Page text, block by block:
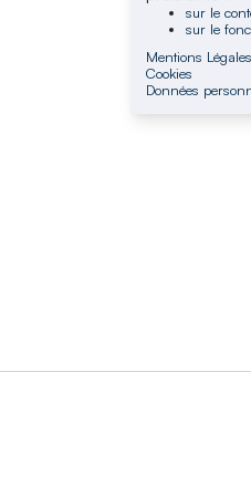
sur le
sur le
Mentions Légales
Cookies
Données